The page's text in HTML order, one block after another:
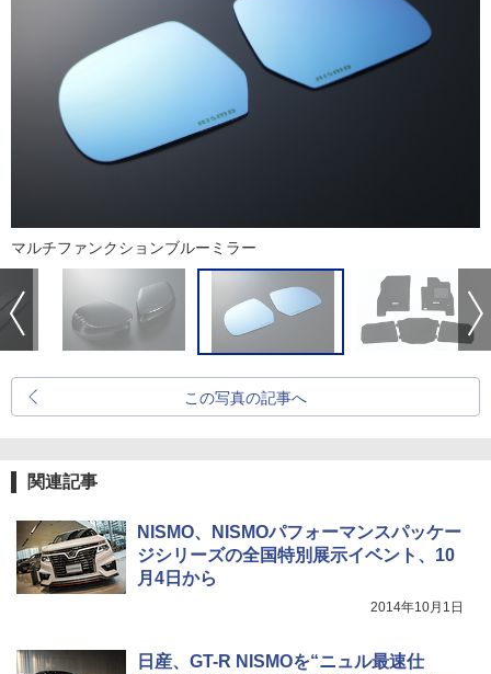
マルチファンクションブルーミラー
この写真の記事へ
関連記事
NISMO、NISMOパフォーマンスパッケー
ジシリーズの全国特別展示イベント、10
月4日から
2014年10月1日
日産、GT-R NISMOを“ニュル最速仕